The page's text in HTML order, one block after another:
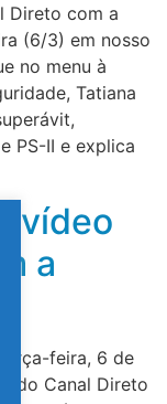
Direto com a
(6/3) em nosso
no menu à
Tatiana
PS-II e explica
vídeo
a
feira, 6 de
do Canal Direto